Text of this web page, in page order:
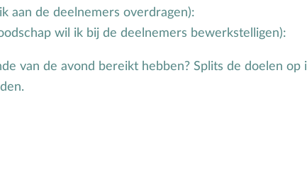
aan de deelnemers overdragen):
wil ik bij de deelnemers bewerkstelligen):
van de avond bereikt hebben? Splits de doelen op